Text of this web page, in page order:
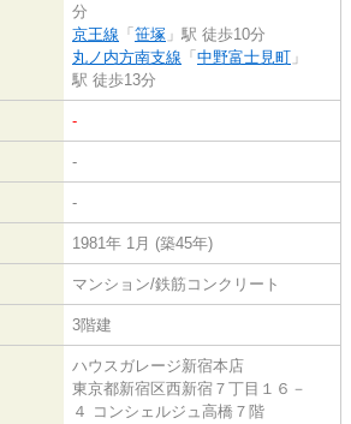
分
京王線 「 笹塚 」駅 徒歩10分
丸ノ内方南支線 「 中野富士見町 」
駅 徒歩13分
-
-
-
1981年 1月 (築45年)
マンション/鉄筋コンクリート
3階建
ハウスガレージ新宿本店
東京都新宿区西新宿７丁目１６－
４ コンシェルジュ高橋７階